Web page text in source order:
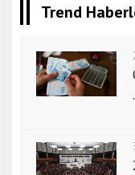
Trend